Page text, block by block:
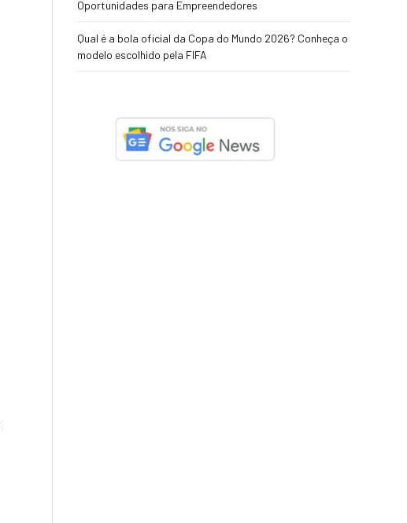
Oportunidades para Empreendedores
Qual é a bola oficial da Copa do Mundo 2026? Conheça o
modelo escolhido pela FIFA